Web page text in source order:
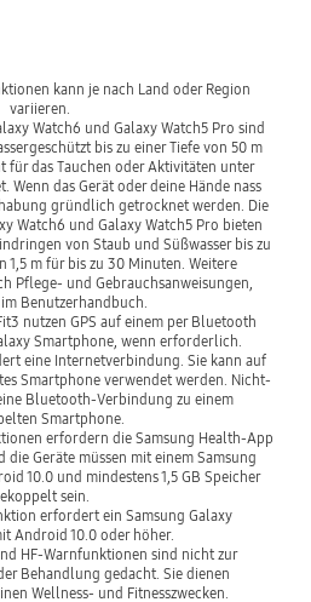
kann je nach Land oder Region
variieren.
Watch6 und Galaxy Watch5 Pro sind
bis zu einer Tiefe von 50 m
für das Tauchen oder Aktivitäten unter
Wenn das Gerät oder deine Hände nass
gründlich getrocknet werden. Die
Watch6 und Galaxy Watch5 Pro bieten
von Staub und Süßwasser bis zu
1,5 m für bis zu 30 Minuten. Weitere
Pflege- und Gebrauchsanweisungen,
Benutzerhandbuch.
nutzen GPS auf einem per Bluetooth
Smartphone, wenn erforderlich.
eine Internetverbindung. Sie kann auf
Smartphone verwendet werden. Nicht-
Bluetooth-Verbindung zu einem
Smartphone.
erfordern die Samsung Health-App
Geräte müssen mit einem Samsung
10.0 und mindestens 1,5 GB Speicher
sein.
erfordert ein Samsung Galaxy
Android 10.0 oder höher.
HF-Warnfunktionen sind nicht zur
Behandlung gedacht. Sie dienen
Wellness- und Fitnesszwecken.